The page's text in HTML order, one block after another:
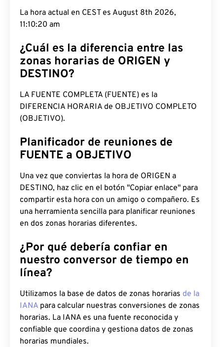
La hora actual en CEST es August 8th 2026,
11:10:21 am
¿Cuál es la diferencia entre las
zonas horarias de ORIGEN y
DESTINO?
LA FUENTE COMPLETA (FUENTE) es la
DIFERENCIA HORARIA de OBJETIVO COMPLETO
(OBJETIVO).
Planificador de reuniones de
FUENTE a OBJETIVO
Una vez que conviertas la hora de ORIGEN a
DESTINO, haz clic en el botón "Copiar enlace" para
compartir esta hora con un amigo o compañero. Es
una herramienta sencilla para planificar reuniones
en dos zonas horarias diferentes.
¿Por qué debería confiar en
nuestro conversor de tiempo en
línea?
Utilizamos la base de datos de zonas horarias de la
IANA para calcular nuestras conversiones de zonas
horarias. La IANA es una fuente reconocida y
confiable que coordina y gestiona datos de zonas
horarias mundiales.